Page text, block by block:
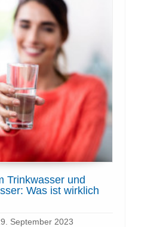
Trinkwasser und
Was ist wirklich
September 2023